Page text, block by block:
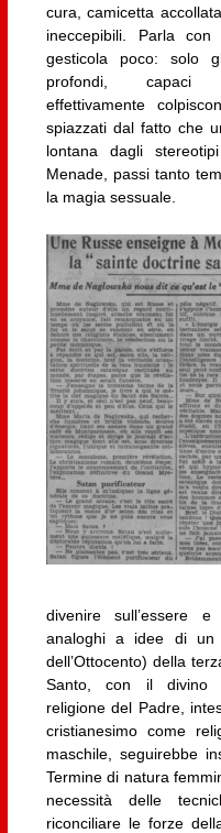
cura, camicetta
ineccepibili. Parla
gesticola poco: solo
profondi, capaci
effettivamente
spiazzati dal fatto che
lontana dagli
Menade, passi tanto
la magia sessuale.
divenire sull’essere e
analoghi a idee di un
dell’Ottocento) della
Santo, con il divino
religione del Padre,
cristianesimo come
maschile, seguirebbe
Termine di natura
necessità delle
riconciliare le forze